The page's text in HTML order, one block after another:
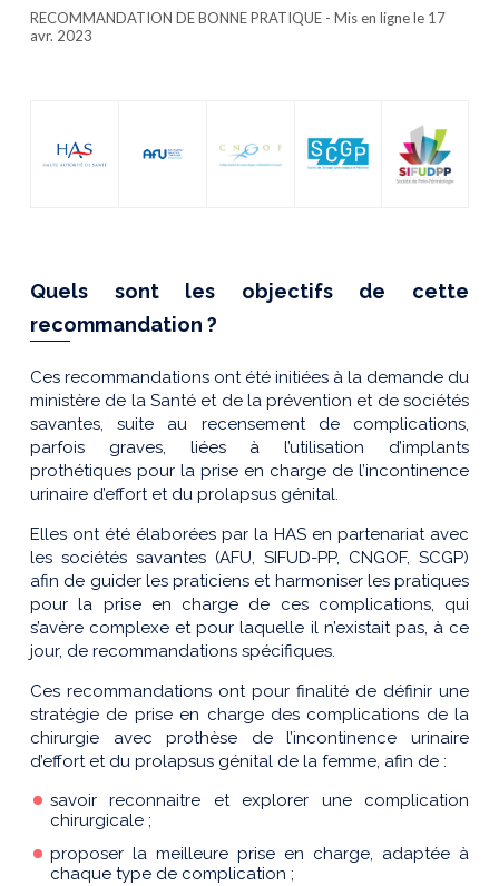
RECOMMANDATION DE BONNE PRATIQUE - Mis en ligne le 17
avr. 2023
Quels sont les objectifs de cette
recommandation ?
Ces recommandations ont été initiées à la demande du
ministère de la Santé et de la prévention et de sociétés
savantes, suite au recensement de complications,
parfois graves, liées à l’utilisation d’implants
prothétiques pour la prise en charge de l’incontinence
urinaire d’effort et du prolapsus génital.
Elles ont été élaborées par la HAS en partenariat avec
les sociétés savantes (AFU, SIFUD-PP, CNGOF, SCGP)
afin de guider les praticiens et harmoniser les pratiques
pour la prise en charge de ces complications, qui
s’avère complexe et pour laquelle il n’existait pas, à ce
jour, de recommandations spécifiques.
Ces recommandations ont pour finalité de définir une
stratégie de prise en charge des complications de la
chirurgie avec prothèse de l’incontinence urinaire
d’effort et du prolapsus génital de la femme, afin de :
savoir reconnaitre et explorer une complication
chirurgicale ;
proposer la meilleure prise en charge, adaptée à
chaque type de complication ;